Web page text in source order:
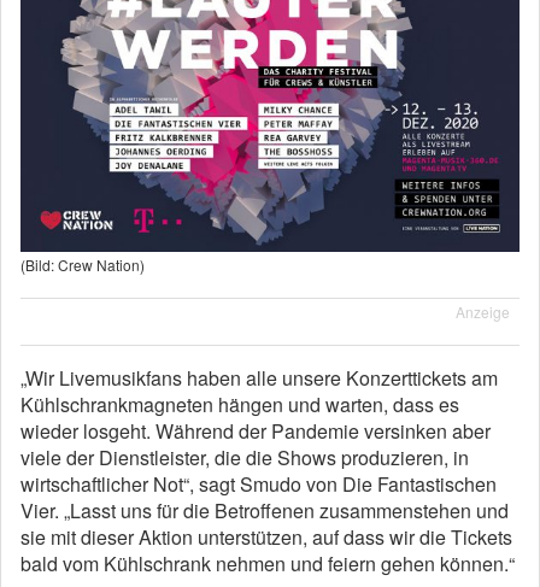
(Bild: Crew Nation)
Anzeige
„Wir Livemusikfans haben alle unsere Konzerttickets am
Kühlschrankmagneten hängen und warten, dass es
wieder losgeht. Während der Pandemie versinken aber
viele der Dienstleister, die die Shows produzieren, in
wirtschaftlicher Not“, sagt Smudo von Die Fantastischen
Vier. „Lasst uns für die Betroffenen zusammenstehen und
sie mit dieser Aktion unterstützen, auf dass wir die Tickets
bald vom Kühlschrank nehmen und feiern gehen können.“